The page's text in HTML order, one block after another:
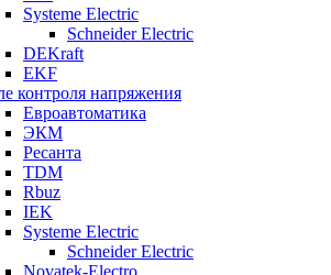
Systeme Electric
Schneider Electric
DEKraft
EKF
контроля напряжения
Евроавтоматика
ЭКМ
Ресанта
TDM
Rbuz
IEK
Systeme Electric
Schneider Electric
Novatek-Electro